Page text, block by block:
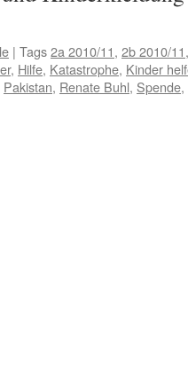
| Tags2a 2010/11, 2b 2010/11
, Hilfe, Katastrophe, Kinder
Pakistan, Renate Buhl, Spende,